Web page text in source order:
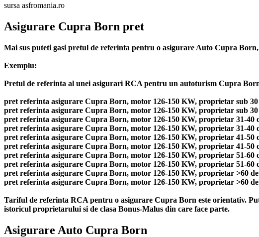
sursa asfromania.ro
Asigurare Cupra Born pret
Mai sus puteti gasi pretul de referinta pentru o asigurare Auto Cupra
Exemplu:
Pretul de referinta al unei asigurari RCA pentru un autoturism Cupra
pret referinta asigurare Cupra Born, motor 126-150 KW, proprietar sub
pret referinta asigurare Cupra Born, motor 126-150 KW, proprietar sub
pret referinta asigurare Cupra Born, motor 126-150 KW, proprietar 31-40
pret referinta asigurare Cupra Born, motor 126-150 KW, proprietar 31-40
pret referinta asigurare Cupra Born, motor 126-150 KW, proprietar 41-50
pret referinta asigurare Cupra Born, motor 126-150 KW, proprietar 41-50
pret referinta asigurare Cupra Born, motor 126-150 KW, proprietar 51-60
pret referinta asigurare Cupra Born, motor 126-150 KW, proprietar 51-60
pret referinta asigurare Cupra Born, motor 126-150 KW, proprietar >60
pret referinta asigurare Cupra Born, motor 126-150 KW, proprietar >60
Tariful de referinta RCA pentru o asigurare Cupra Born este orientativ.
istoricul proprietarului si de clasa Bonus-Malus din care face parte.
Asigurare Auto Cupra Born